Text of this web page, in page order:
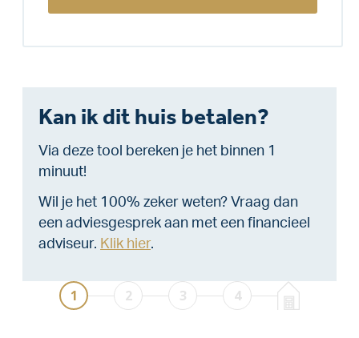
Kan ik dit huis betalen?
Via deze tool bereken je het binnen 1
minuut!
Wil je het 100% zeker weten? Vraag dan
een adviesgesprek aan met een financieel
adviseur. Klik hier.